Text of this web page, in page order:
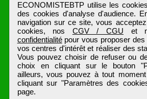
ECONOMISTEBTP utilise les
des cookies d'analyse d'audience.
navigation sur ce site, vous
cookies, nos CGV / CGU et
confidentialitépour vous proposer des
vos centres d'intérêt et réaliser des
Vous pouvez choisir de refuser ou
choix en cliquant sur le bouton
ailleurs, vous pouvez à tout
cliquant sur "Paramètres des
page.